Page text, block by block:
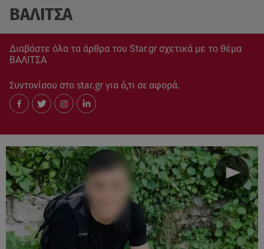
ΒΑΛΙΤΣΑ
Διαβάστε όλα τα άρθρα του Star.gr σχετικά με το θέμα
ΒΑΛΙΤΣΑ
Συντονίσου στο star.gr για ό,τι σε αφορά.